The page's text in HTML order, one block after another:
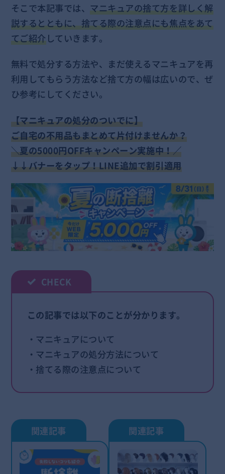
そこで本記事では、マニキュアの捨て方を詳しく解
説するとともに、捨てる際の注意点にも焦点をあて
てご紹介していきます。
無料で処分する方法や、まだ使えるマニキュアを再
利用してもらう方法など捨て方の幅は広いので、ぜ
ひ参考にしてください。
【マニキュアの処分のついでに】
ご自宅の不用品もまとめて片付けませんか？
＼夏の5000円OFFキャンペーン実施中！／
↓↓バナーをタップ！LINE追加で割引適用
この記事では以下のことが分かります。
・マニキュアについて
・マニキュアの処分方法について
・捨てる際の注意点について